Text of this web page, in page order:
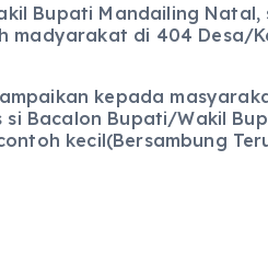
Bupati Mandailing
di 404 Desa/
kepada
Bacalon Bupati/Wakil
kecil(Bersambung